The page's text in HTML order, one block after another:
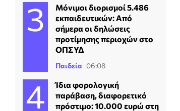
Μόνιμοι διορισμοί 5.486
εκπαιδευτικών: Από
σήμερα οι δηλώσεις
προτίμησης περιοχών στο
ΟΠΣΥΔ
Παιδεία 06:08
Ίδια φορολογική
παράβαση, διαφορετικό
πρόστιμο: 10.000 ευρώ στη